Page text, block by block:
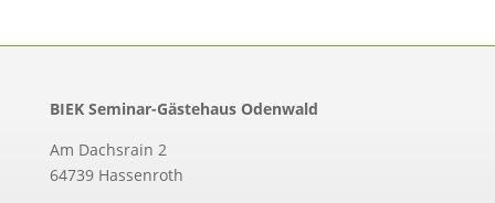
BIEK Seminar-Gästehaus Odenwald
Am Dachsrain 2
64739 Hassenroth